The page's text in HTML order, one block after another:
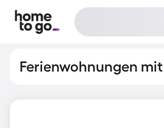
Ferienwohnungen